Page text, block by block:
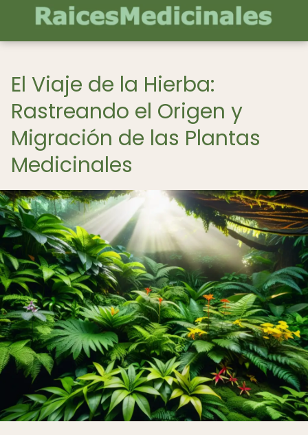
El Viaje de la Hierba:
Rastreando el Origen y
Migración de las Plantas
Medicinales